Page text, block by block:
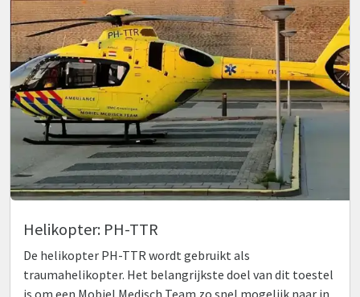
Helikopter: PH-TTR
De helikopter PH-TTR wordt gebruikt als
traumahelikopter. Het belangrijkste doel van dit toestel
is om een Mobiel Medisch Team zo snel mogelijk naar in